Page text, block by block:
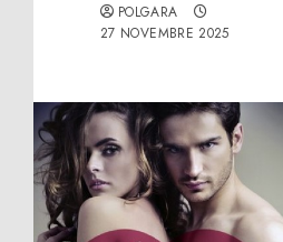
POLGARA
27 NOVEMBRE 2025